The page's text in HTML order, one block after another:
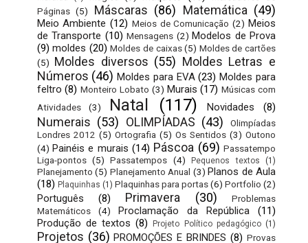
Páginas (5) Máscaras (86) Matemática (49)
Meio Ambiente (12) Meios de Comunicação (2) Meios
de Transporte (10) Mensagens (2) Modelos de Prova
(9) moldes (20) Moldes de caixas (5) Moldes de cartões
(5) Moldes diversos (55) Moldes Letras e
Números (46) Moldes para EVA (23) Moldes para
feltro (8) Monteiro Lobato (3) Murais (17) Músicas com
Atividades
(3) Natal (117) Novidades (8)
Numerais (53) OLIMPÍADAS (43)
Olimpíadas
Londres 2012 (5) Ortografia (5) Os Sentidos (3) Outono
(4) Painéis e murais (14) Páscoa (69) Passatempo
Liga-pontos (5) Passatempos (4) Pequenos textos (1)
Planejamento (5) Planejamento Anual (3) Planos de Aula
(18) Plaquinhas (1) Plaquinhas para portas(6) Portfolio (2)
Português (8) Primavera (30)
Problemas
Matemáticos
(4) Proclamação da República
(11)
Produção de textos (8) Projeto Político pedagógico (1)
Projetos (36) PROMOÇÕES E BRINDES (8) Provas